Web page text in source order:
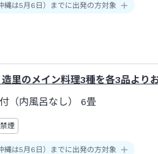
は5月6日）までに出発の方対象
里のメイン料理3種を各3品より
（内風呂なし） 6畳
禁煙
は5月6日）までに出発の方対象